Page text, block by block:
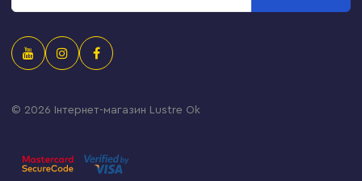
© 2026 Інтернет-магазин Lustre Ok